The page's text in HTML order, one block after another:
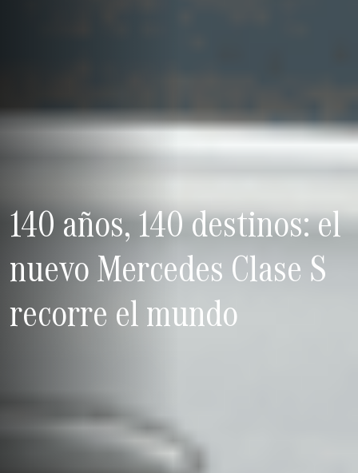
140 años, 140 destinos: el
nuevo Mercedes Clase S
recorre el mundo